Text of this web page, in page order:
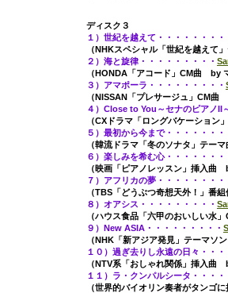
ディスク３
１）世紀を越えて・・・・・・・・
（NHKスペシャル「世紀を越えて
２）海と旋律・・・・・・・・・
（HONDA「アコード」CM曲 by
３）アマポーラ・・・・・・・・・
（NISSAN「プレサージュ」CM曲
４）Close to You～セナのピアノII
（CXドラマ「ロングバケーション
５）最初から今まで・・・・・・・
（韓流ドラマ「冬のソナタ」テー
６）楽しみを希む心・・・・・・・
（映画「ピアノレッスン」挿入曲
７）アフリカの夢・・・・・・・・
（TBS「どうぶつ奇想天外！」番
８）オアシス・・・・・・・・・
（ハウス食品「六甲のおいしい水
９）New ASIA・・・・・・・・・
（NHK「新アジア発見」テーマソ
１０）過ぎ去りし永遠の日々・・・
（NTV系「おしゃれ関係」挿入曲
１１）ラ・クンパルシータ・・・・
（世界的バイオリン奏者がタンゴ